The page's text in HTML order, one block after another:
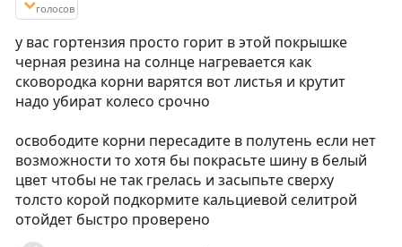
голосов
у вас гортензия просто горит в этой покрышке
черная резина на солнце нагревается как
сковородка корни варятся вот листья и крутит
надо убират колесо срочно
освободите корни пересадите в полутень если нет
возможности то хотя бы покрасьте шину в белый
цвет чтобы не так грелась и засыпьте сверху
толсто корой подкормите кальциевой селитрой
отойдет быстро проверено